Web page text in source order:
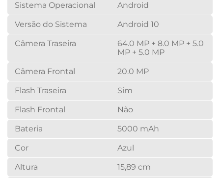
Sistema Operacional Android
Versão do Sistema Android 10
Câmera Traseira
64.0 MP + 8.0 MP + 5.0
MP + 5.0 MP
Câmera Frontal 20.0 MP
Flash Traseira Sim
Flash Frontal Não
Bateria 5000 mAh
Cor Azul
Altura 15,89 cm